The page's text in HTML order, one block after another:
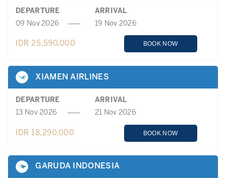
DEPARTURE
ARRIVAL
09 Nov 2026
19 Nov 2026
IDR 25,590,000 BOOK NOW
XIAMEN AIRLINES
DEPARTURE
ARRIVAL
13 Nov 2026
21 Nov 2026
IDR 18,290,000 BOOK NOW
GARUDA INDONESIA